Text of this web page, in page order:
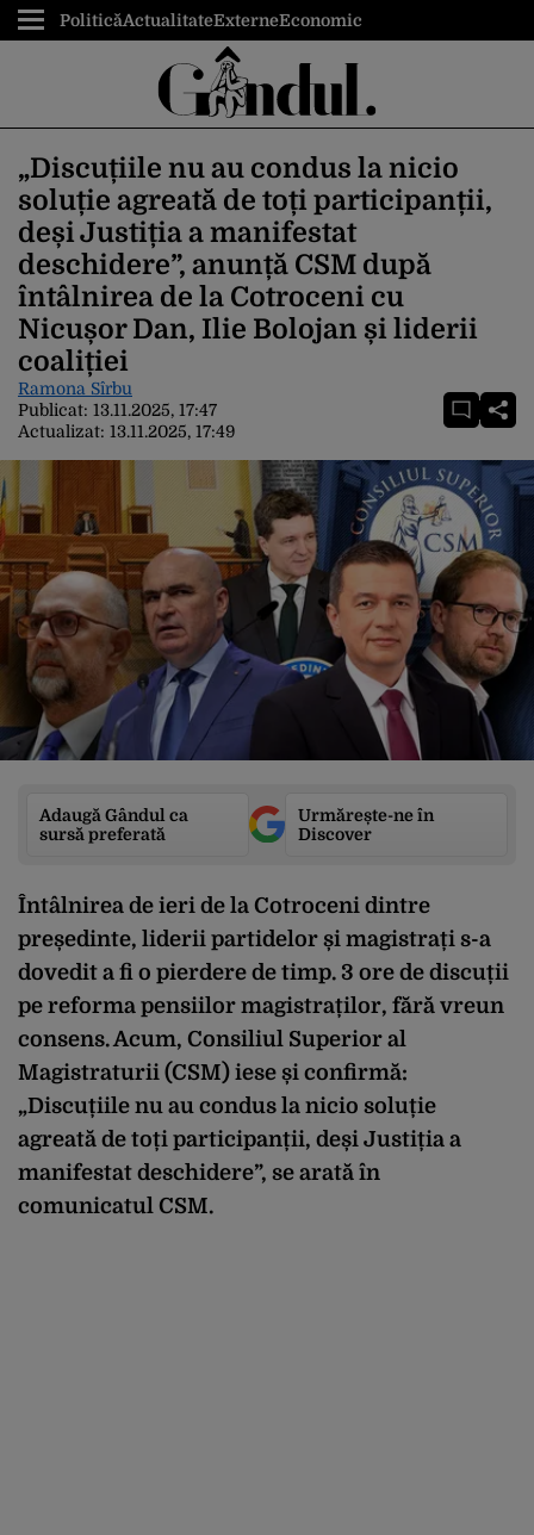
PoliticăActualitateExterneEconomic
„Discuțiile nu au condus la nicio
soluție agreată de toți participanții,
deși Justiția a manifestat
deschidere”, anunță CSM după
întâlnirea de la Cotroceni cu
Nicușor Dan, Ilie Bolojan și liderii
coaliției
Ramona Sîrbu
Publicat: 13.11.2025, 17:47
Actualizat: 13.11.2025, 17:49
Adaugă Gândul ca
sursă preferată
Urmărește-ne în
Discover
Întâlnirea de ieri de la Cotroceni dintre
președinte, liderii partidelor și magistrați s-a
dovedit a fi o pierdere de timp. 3 ore de discuții
pe reforma pensiilor magistraților, fără vreun
consens. Acum, Consiliul Superior al
Magistraturii (CSM) iese și confirmă:
„Discuțiile nu au condus la nicio soluție
agreată de toți participanții, deși Justiția a
manifestat deschidere”, se arată în
comunicatul CSM.